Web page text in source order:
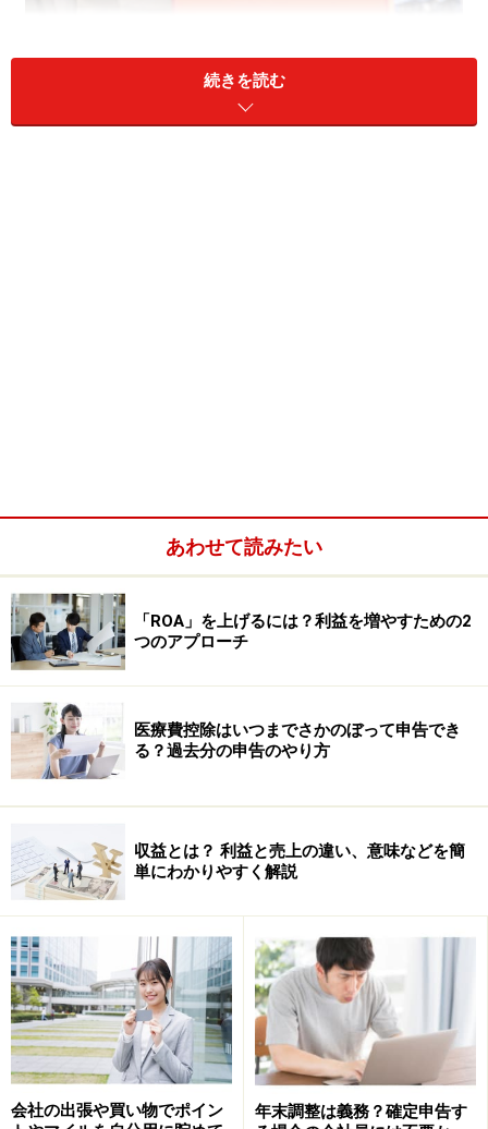
実際に家を購入なさると、いろいろな苦労があるはず。
ようにしましょう。
家屋や土地の売買契約書の注意点ですが、これは
が貼ってあるかどうかを確認する」
っていなければ、正しい金額の印紙を貼りましょう。契
約書に印紙を貼っていない場合、「過怠税」という罰金
がかかることがあります。くれぐれも、提出前に確認を
してください。
また、登記簿謄本はあなたが家屋等を購入した後の登記
簿謄本が必要です。まれに、購入前の謄本を添付なさる
方がいらっしゃいますが、これでは駄目です。
また、住民票は新居移転後のものです。これも、移転前
の住民票を添付しようとなさる方がたまーにいらっしゃ
いますので、ご注意を！
■政党等寄付金特別控除
特定寄付金の受領証
選挙管理委員会の印のある「寄付金（税額）控除の
ための書類」
寄付金控除でもご紹介しましたが、この税額控除を受け
続きを読む
あわせて読みたい
「ROA」を上げるには？利益を増やすための2
つのアプローチ
医療費控除はいつまでさかのぼって申告でき
る？過去分の申告のやり方
収益とは？ 利益と売上の違い、意味などを簡
単にわかりやすく解説
会社の出張や買い物でポイン
年末調整は義務？確定申告す